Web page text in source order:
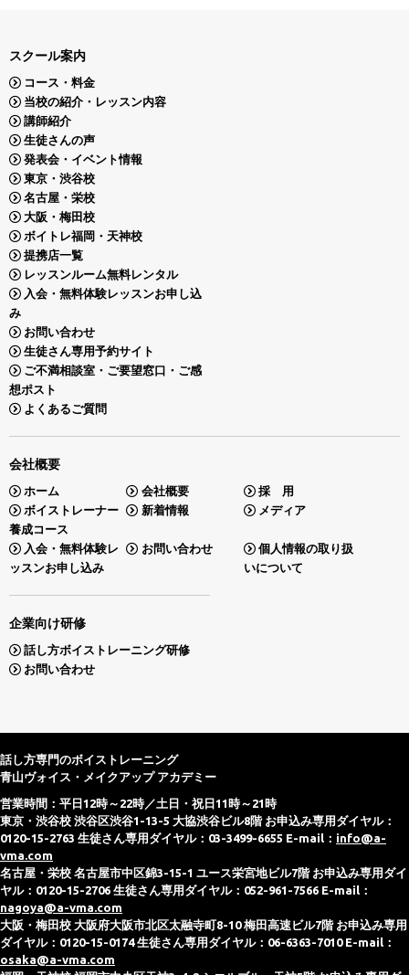
スクール案内
コース・料金
当校の紹介・レッスン内容
講師紹介
生徒さんの声
発表会・イベント情報
東京・渋谷校
名古屋・栄校
大阪・梅田校
ボイトレ福岡・天神校
提携店一覧
レッスンルーム無料レンタル
入会・無料体験レッスンお申し込
み
お問い合わせ
生徒さん専用予約サイト
ご不満相談室・ご要望窓口・ご感
想ポスト
よくあるご質問
会社概要
ホーム 会社概要
採 用
ボイストレーナー
養成コース
新着情報 メディア
入会・無料体験レ
ッスンお申し込み
お問い合わせ
個人情報の取り扱
いについて
企業向け研修
話し方ボイストレーニング研修
お問い合わせ
話し方専門のボイストレーニング
青山ヴォイス・メイクアップ アカデミー
営業時間：平日12時～22時／土日・祝日11時～21時
東京・渋谷校 渋谷区渋谷1-13-5 大協渋谷ビル8階 お申込み専用ダイヤル：
0120-15-2763 生徒さん専用ダイヤル：03-3499-6655 E-mail： info@a-
vma.com
名古屋・栄校 名古屋市中区錦3-15-1 ユース栄宮地ビル7階 お申込み専用ダイ
ヤル：0120-15-2706 生徒さん専用ダイヤル：052-961-7566 E-mail：
nagoya@a-vma.com
大阪・梅田校 大阪府大阪市北区太融寺町8-10 梅田高速ビル7階 お申込み専用
ダイヤル：0120-15-0174 生徒さん専用ダイヤル：06-6363-7010 E-mail：
osaka@a-vma.com